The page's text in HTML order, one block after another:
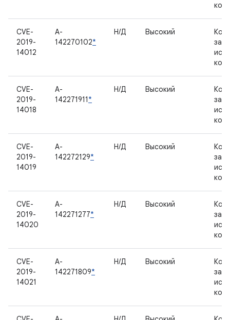
CVE-
2019-
14012
A-
142270102*
Н/Д Высокий
CVE-
2019-
14018
A-
142271911*
Н/Д Высокий
CVE-
2019-
14019
A-
142272129*
Н/Д Высокий
CVE-
2019-
14020
A-
142271277*
Н/Д Высокий
CVE-
2019-
14021
A-
142271809*
Н/Д Высокий